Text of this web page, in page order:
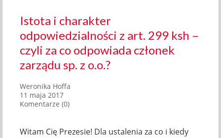
Istota i charakter
odpowiedzialności z art. 299 ksh –
czyli za co odpowiada członek
zarządu sp. z o.o.?
Weronika Hoffa
11 maja 2017
Komentarze (0)
Witam Cię Prezesie! Dla ustalenia za co i kiedy